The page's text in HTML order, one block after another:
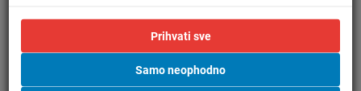
topline tijekom zime, bolje je proučiti
primarno grijanjeili razmotritidizalicu toplinekao sustavno
Prihvati sve
Samo neophodno